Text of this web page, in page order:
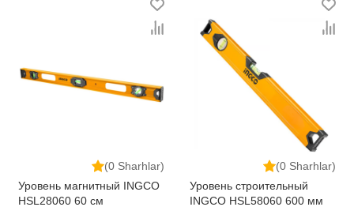
(0 Sharhlar)
Уровень магнитный INGCO
HSL28060 60 см
(0 Sharhlar)
Уровень строительный
INGCO HSL58060 600 мм